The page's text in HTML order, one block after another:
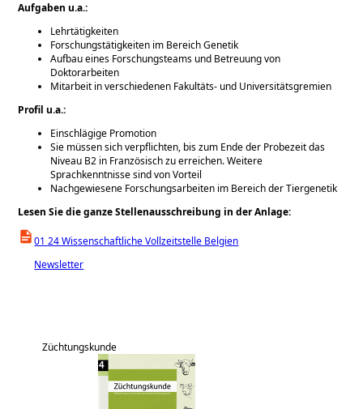
Aufgaben u.a.:
Lehrtätigkeiten
Forschungstätigkeiten im Bereich Genetik
Aufbau eines Forschungsteams und Betreuung von
Doktorarbeiten
Mitarbeit in verschiedenen Fakultäts- und Universitätsgremien
Profil u.a.:
Einschlägige Promotion
Sie müssen sich verpflichten, bis zum Ende der Probezeit das
Niveau B2 in Französisch zu erreichen. Weitere
Sprachkenntnisse sind von Vorteil
Nachgewiesene Forschungsarbeiten im Bereich der Tiergenetik
Lesen Sie die ganze Stellenausschreibung in der Anlage:
01 24 Wissenschaftliche Vollzeitstelle Belgien
Newsletter
Züchtungskunde